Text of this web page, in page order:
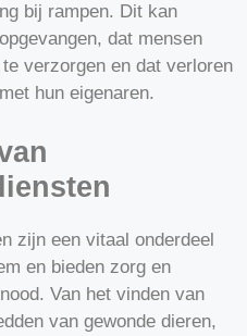
bij rampen. Dit kan
dat mensen
verzorgen en dat verloren
hun eigenaren.
zijn een vitaal onderdeel
en bieden zorg en
Van het vinden van
van gewonde dieren,